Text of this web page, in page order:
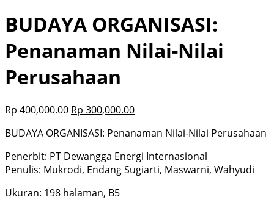
BUDAYA ORGANISASI:
Penanaman Nilai-Nilai
Perusahaan
Rp400,000.00 Rp 300,000.00
BUDAYA ORGANISASI: Penanaman Nilai-Nilai Perusahaan
Penerbit: PT Dewangga Energi Internasional
Penulis: Mukrodi, Endang Sugiarti, Maswarni, Wahyudi
Ukuran: 198 halaman, B5